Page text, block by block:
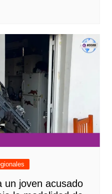
un joven acusado